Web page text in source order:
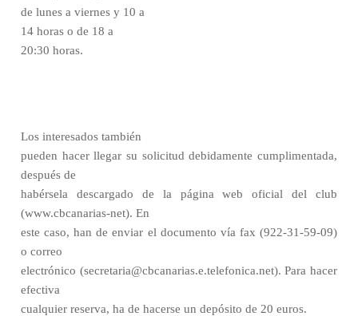
de lunes a viernes y 10 a
14 horas o de 18 a
20:30 horas.
Los interesados también
pueden hacer llegar su solicitud debidamente cumplimentada,
después de
habérsela descargado de la página web oficial del club
(www.cbcanarias-net). En
este caso, han de enviar el documento vía fax (922-31-59-09)
o correo
electrónico (secretaria@cbcanarias.e.telefonica.net). Para hacer
efectiva
cualquier reserva, ha de hacerse un depósito de 20 euros.